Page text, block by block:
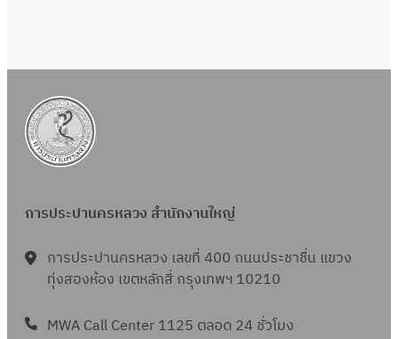
การประปานครหลวง สำนักงานใหญ่
การประปานครหลวง เลขที่ 400 ถนนประชาชื่น แขวง
ทุ่งสองห้อง เขตหลักสี่ กรุงเทพฯ 10210
MWA Call Center 1125 ตลอด 24 ชั่วโมง